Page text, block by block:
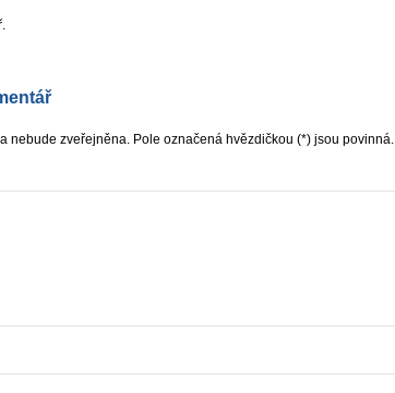
nebude zveřejněna. Pole označená hvězdičkou (*) jsou povinná.